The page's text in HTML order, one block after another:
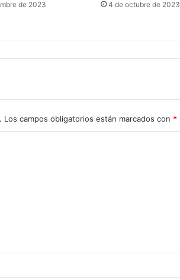
de 2023 4 de octubre de 2023
Los campos obligatorios están marcados con *